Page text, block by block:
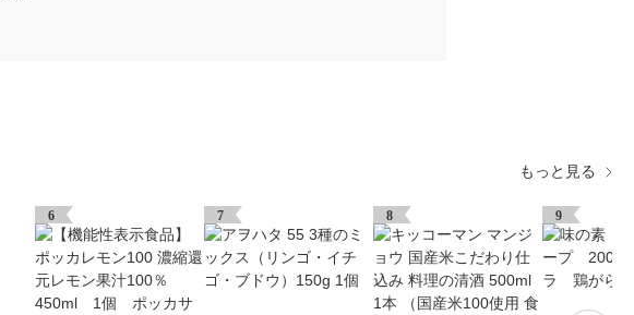
もっと見る
6 7 8 9